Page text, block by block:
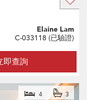
即查詢
Elaine Lam
C-033118 (已驗證)
4 3